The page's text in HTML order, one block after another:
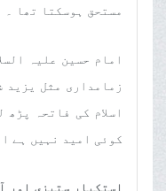
مستحق ہوسکتا تھا ۔
امام حسین علیہ
زمامدارى مثل يزيد
کوئی امید نہیں ہے
استکبار ستیزی اور